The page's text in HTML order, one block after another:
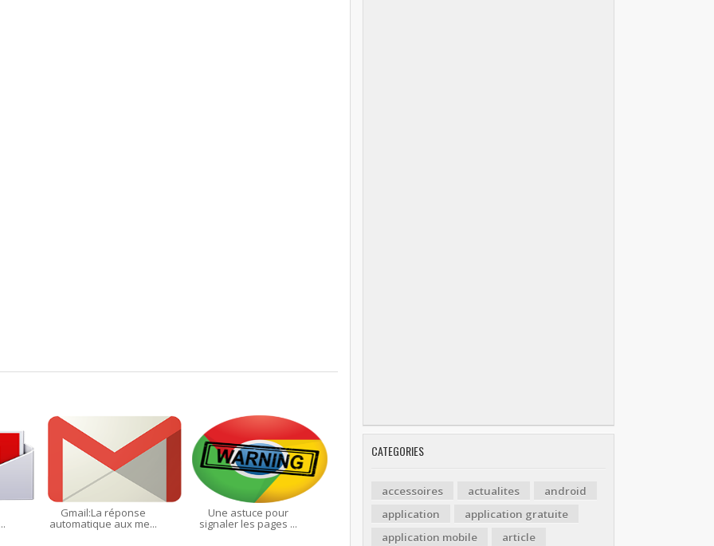
Gmail:La réponse
automatique aux me...
Une astuce pour
signaler les pages ...
CATEGORIES
accessoires actualites
android
application
application gratuite
application mobile
article